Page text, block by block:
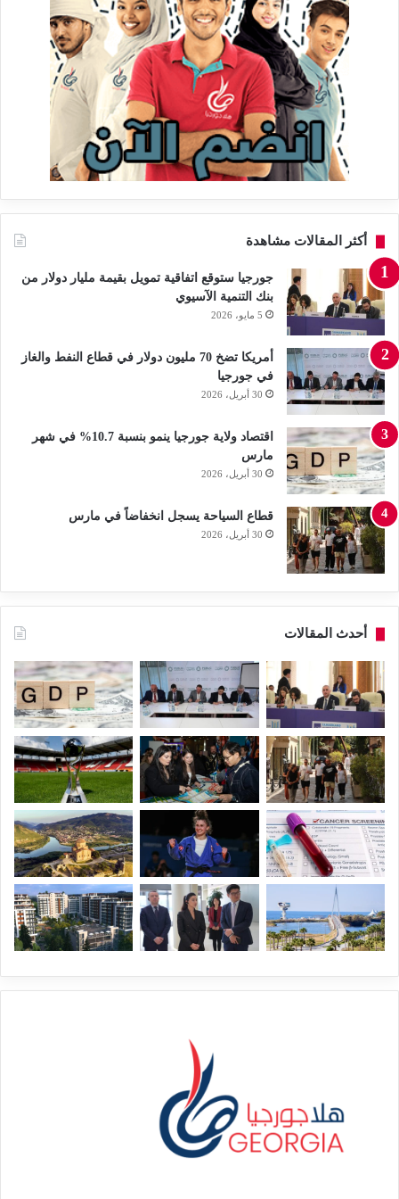
أكثر المقالات مشاهدة
جورجيا ستوقع اتفاقية تمويل بقيمة مليار دولار من
بنك التنمية الآسيوي
5 مايو، 2026
أمريكا تضخ 70 مليون دولار في قطاع النفط والغاز
في جورجيا
30 أبريل، 2026
اقتصاد ولاية جورجيا ينمو بنسبة 10.7% في شهر
مارس
30 أبريل، 2026
قطاع السياحة يسجل انخفاضاً في مارس
30 أبريل، 2026
أحدث المقالات